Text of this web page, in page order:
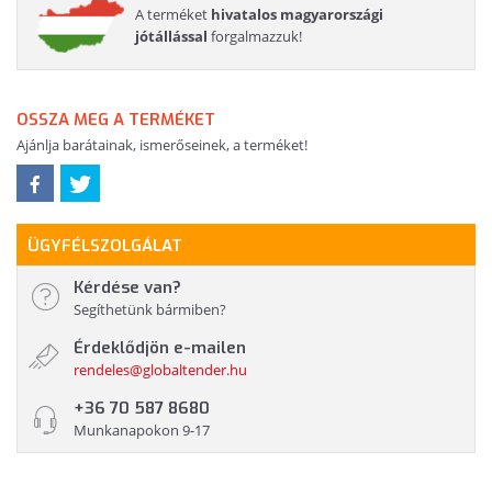
A terméket hivatalos magyarországi
jótállással forgalmazzuk!
OSSZA MEG A TERMÉKET
Ajánlja barátainak, ismerőseinek, a terméket!
ÜGYFÉLSZOLGÁLAT
Kérdése van?
Segíthetünk bármiben?
Érdeklődjön e-mailen
rendeles@globaltender.hu
+36 70 587 8680
Munkanapokon 9-17